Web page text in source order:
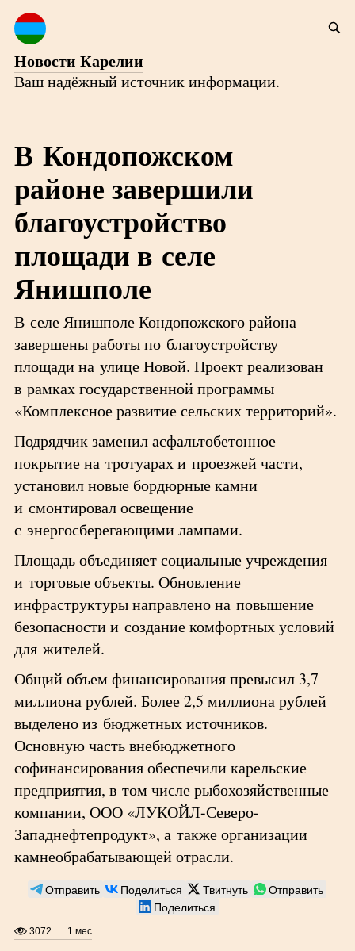
Новости Карелии
Ваш надёжный источник информации.
В Кондопожском
районе завершили
благоустройство
площади в селе
Янишполе
В селе Янишполе Кондопожского района
завершены работы по благоустройству
площади на улице Новой. Проект реализован
в рамках государственной программы
«Комплексное развитие сельских территорий».
Подрядчик заменил асфальтобетонное
покрытие на тротуарах и проезжей части,
установил новые бордюрные камни
и смонтировал освещение
с энергосберегающими лампами.
Площадь объединяет социальные учреждения
и торговые объекты. Обновление
инфраструктуры направлено на повышение
безопасности и создание комфортных условий
для жителей.
Общий объем финансирования превысил 3,7
миллиона рублей. Более 2,5 миллиона рублей
выделено из бюджетных источников.
Основную часть внебюджетного
софинансирования обеспечили карельские
предприятия, в том числе рыбохозяйственные
компании, ООО «ЛУКОЙЛ-Северо-
Западнефтепродукт», а также организации
камнеобрабатывающей отрасли.
Отправить Поделиться Твитнуть
Отправить
Поделиться
3072 1 мес